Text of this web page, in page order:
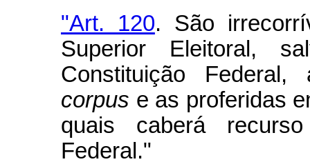
"Art. 120. São
Superior Eleitoral,
Constituição
corpus e as proferidas
quais caberá
Federal."